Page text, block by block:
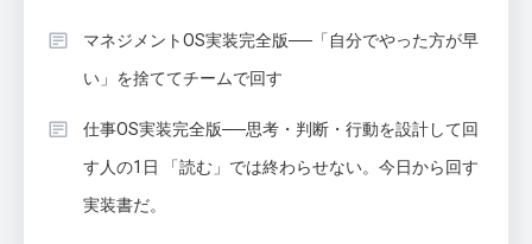
マネジメントOS実装完全版──「自分でやった方が早
い」を捨ててチームで回す
仕事OS実装完全版──思考・判断・行動を設計して回
す人の1日 「読む」では終わらせない。今日から回す
実装書だ。